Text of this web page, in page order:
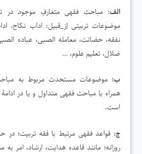
الف: مباحث فقهی متعارفِ موجود در
موضوعات تربیتیازقبیل: اداب نکاح،
نفقه، حضانت، معامله الصبی، عباده
ضلال، تعلیم علوم، …
ب: موضوعات مستحدث مربوط به
همراه با مباحث فقهی متداول و یا در
است.
ج: قواعد فقهی مرتبط با فقه تربیت؛
روزانه؛ مانند قاعده هدایت، ارشاد، امر به